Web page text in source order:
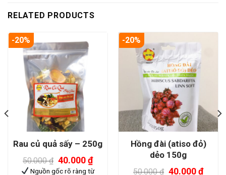
RELATED PRODUCTS
-20%
Rau củ quả sấy – 250g
50.000₫ 40.000₫
Nguồn gốc rõ ràng từ
-20%
Hồng đài (atiso đỏ)
dẻo 150g
50.000₫ 40.000₫